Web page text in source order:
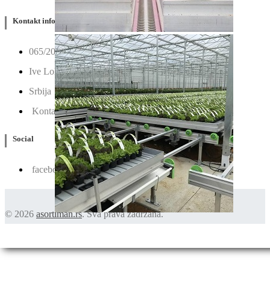
Kontakt info
065/202-52-02
Ive Lole Ribara 65, 22406 Irig
Srbija
Kontaktirajte nas
Social
facebook
© 2026 asortiman.rs. Sva prava zadržana.